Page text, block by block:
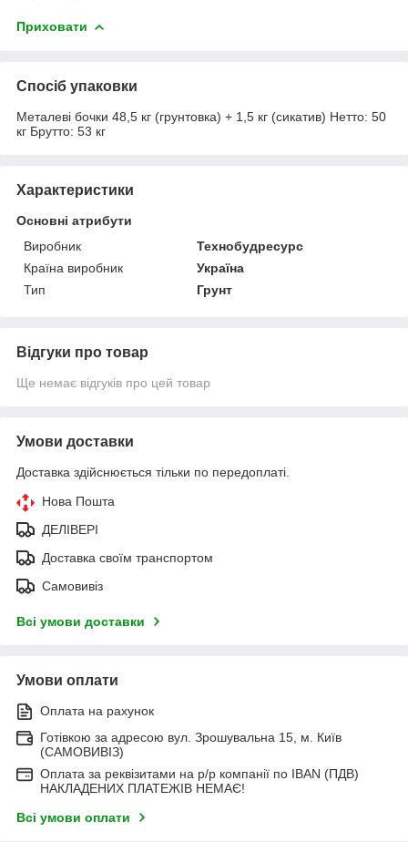
Приховати
Спосіб упаковки
Металеві бочки 48,5 кг (грунтовка) + 1,5 кг (сикатив) Нетто: 50
кг Брутто: 53 кг
Характеристики
Основні атрибути
Виробник
Технобудресурс
Країна виробник
Україна
Тип
Грунт
Відгуки про товар
Ще немає відгуків про цей товар
Умови доставки
Доставка здійснюється тільки по передоплаті.
Нова Пошта
ДЕЛІВЕРІ
Доставка своїм транспортом
Самовивіз
Всі умови доставки
Умови оплати
Оплата на рахунок
Готівкою за адресою вул. Зрошувальна 15, м. Київ
(САМОВИВІЗ)
Оплата за реквізитами на р/р компанії по IBAN (ПДВ)
НАКЛАДЕНИХ ПЛАТЕЖІВ НЕМАЄ!
Всі умови оплати